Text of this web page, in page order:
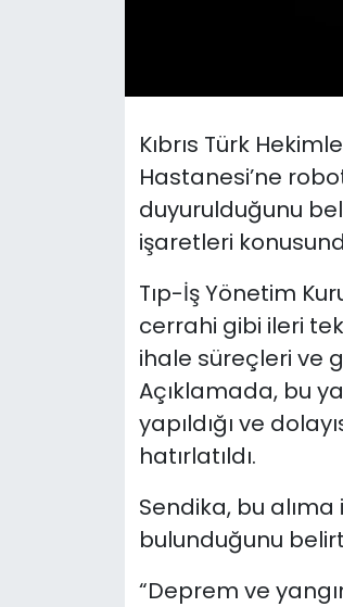
Kıbrıs Türk
Hastanesi’ne
duyurulduğunu
işaretleri
Tıp-İş Yönetim
cerrahi gibi ileri
ihale süreçleri ve
Açıklamada, bu
yapıldığı ve
hatırlatıldı.
Sendika, bu
bulunduğunu
“Deprem ve
Yazarlar